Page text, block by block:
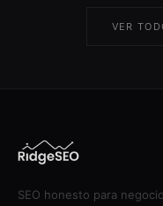
VER
SEO honesto para